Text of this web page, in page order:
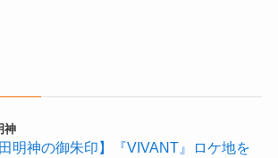
神
田明神の御朱印】『VIVANT』ロケ地を